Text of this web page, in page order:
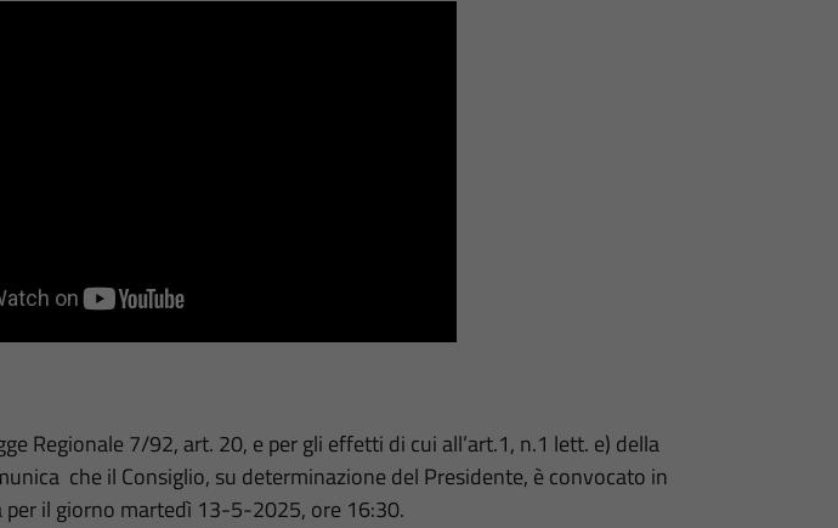
Regionale 7/92, art. 20, e per gli effetti di cui all’art.1, n.1 lett. e) della
che il Consiglio, su determinazione del Presidente, è convocato in
per il giorno martedì 13-5-2025, ore 16:30.